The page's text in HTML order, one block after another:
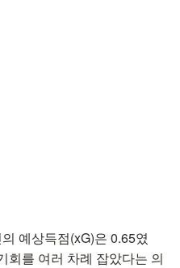
예상득점(xG)은 0.65였
회를 여러 차례 잡았다는 의